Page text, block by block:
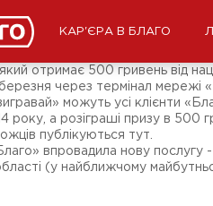
КАР'ЄРА В БЛАГО
отримає 500 гривень від
через термінал мережі
можуть усі клієнти
року, а розіграші призу в
публікуються тут.
впровадила нову
(у найближчому